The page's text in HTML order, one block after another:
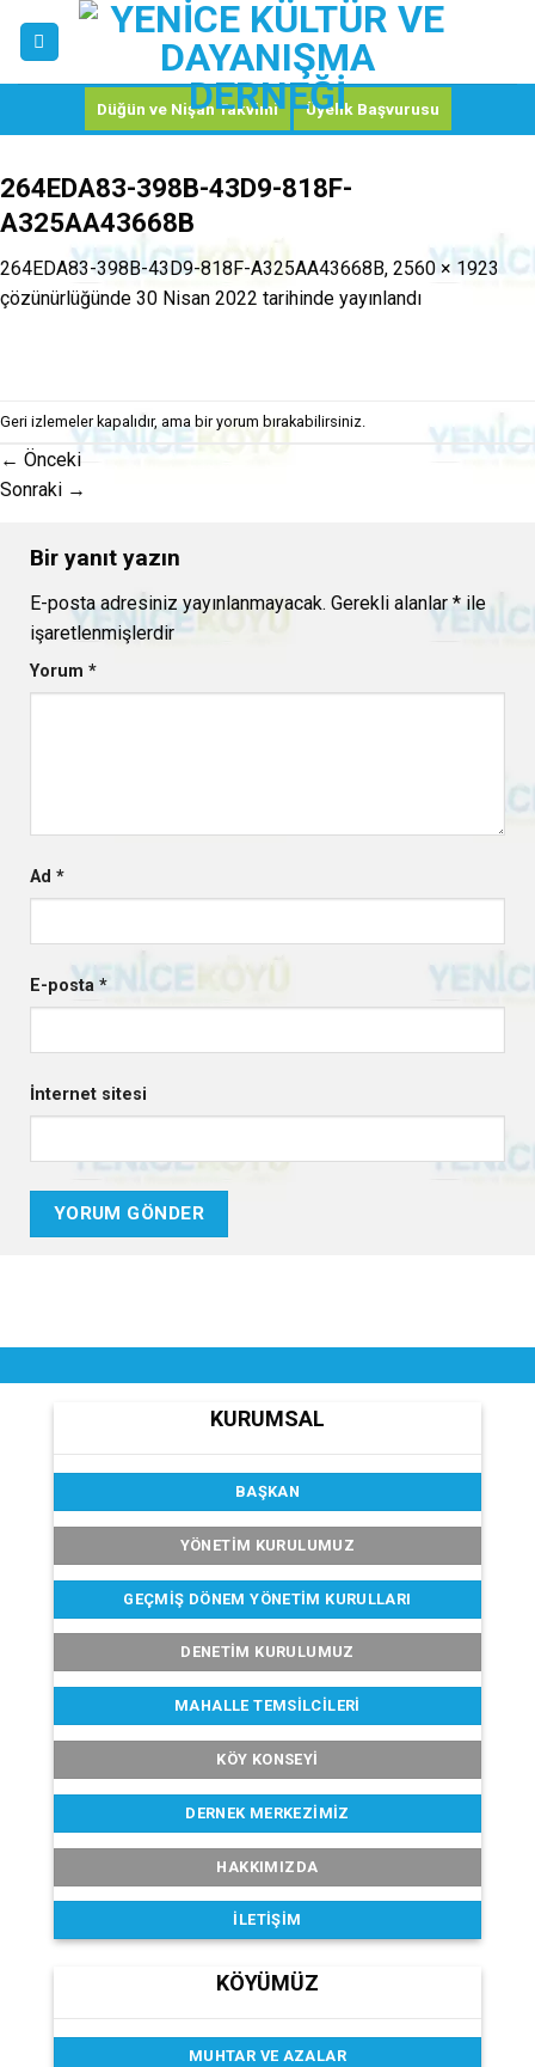
Düğün ve Nişan Takvimi Üyelik Başvurusu
264EDA83-398B-43D9-818F-
A325AA43668B
264EDA83-398B-43D9-818F-A325AA43668B, 2560 × 1923
çözünürlüğünde 30 Nisan 2022 tarihinde yayınlandı
Geri izlemeler kapalıdır, ama bir yorum bırakabilirsiniz.
← Önceki
Sonraki →
Bir yanıt yazın
E-posta adresiniz yayınlanmayacak. Gerekli alanlar *ile
işaretlenmişlerdir
Yorum *
Ad *
E-posta *
İnternet sitesi
KURUMSAL
BAŞKAN
YÖNETİM KURULUMUZ
GEÇMIŞ DÖNEM YÖNETIM KURULLARI
DENETIM KURULUMUZ
MAHALLE TEMSILCILERI
KÖY KONSEYI
DERNEK MERKEZIMIZ
HAKKIMIZDA
İLETIŞIM
KÖYÜMÜZ
MUHTAR VE AZALAR